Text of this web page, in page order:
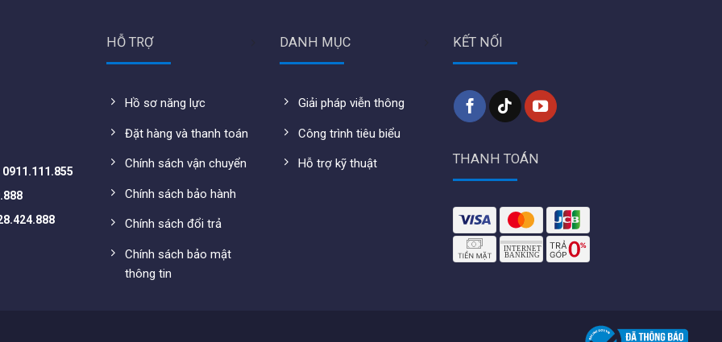
U6 Lite tập trung qua trình duyệt/
UniFi Controllertừ
truy cập AP cho từng người dùng
Pro tải tại đây:
0911.111.855
HỖ TRỢ
Hồ sơ năng lực
Đặt hàng và thanh toán
Chính sách vận chuyển
Chính sách bảo hành
Chính sách đổi trả
Chính sách bảo mật
thông tin
DANH MỤC
Giải pháp viễn thông
Công trình tiêu biểu
Hỗ trợ kỹ thuật
KẾT NỐI
THANH TOÁN